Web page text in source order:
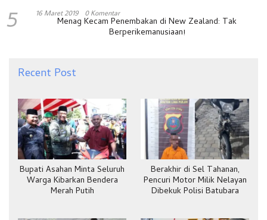
5 16 Maret 2019 0 Komentar
Menag Kecam Penembakan di New Zealand: Tak
Berperikemanusiaan!
Recent Post
Bupati Asahan Minta Seluruh
Warga Kibarkan Bendera
Merah Putih
Berakhir di Sel Tahanan,
Pencuri Motor Milik Nelayan
Dibekuk Polisi Batubara